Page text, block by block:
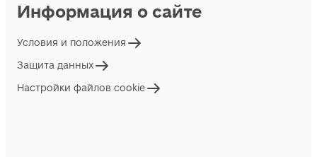
Информация о сайте
Условия и положения
Защита данных
Настройки файлов cookie